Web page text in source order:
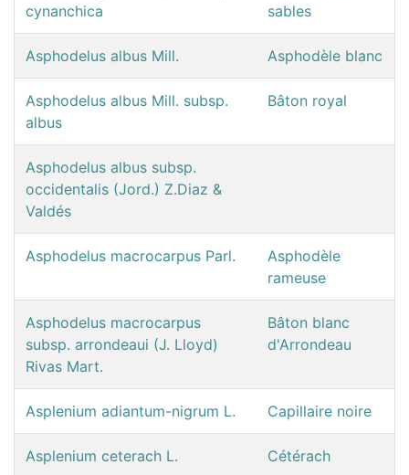
cynanchica
sables
Asphodelus albus Mill. Asphodèle blanc
Asphodelus albus Mill. subsp.
albus
Bâton royal
Asphodelus albus subsp.
occidentalis (Jord.) Z.Diaz &
Valdés
Asphodelus macrocarpus Parl.
Asphodèle
rameuse
Asphodelus macrocarpus
subsp. arrondeaui (J. Lloyd)
Rivas Mart.
Bâton blanc
d'Arrondeau
Asplenium adiantum-nigrum L. Capillaire noire
Asplenium ceterach L. Cétérach